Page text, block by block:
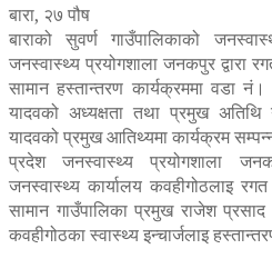
बारा, २७ पौष
बाराको सुवर्ण गाउँपालिकाको
जनस्वास्थ्य प्रयोगशाला जनकपुर द्वारा
सामान हस्तान्तरण कार्यक्रममा वडा
यादवको अध्यक्षता तथा प्रमुख
यादवको प्रमुख आतिथ्यमा कार्यक्रम
प्रदेश जनस्वास्थ्य प्रयोगशाला
जनस्वास्थ्य कार्यालय कवहीगोठलाइ
सामान गाउँपालिका प्रमुख राजेश प्रसाद
कवहीगोठका स्वास्थ्य इन्चार्जलाइ